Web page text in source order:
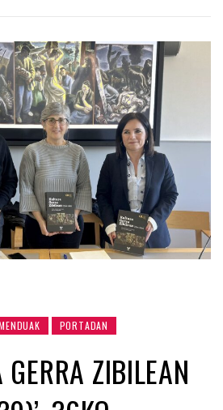
PORTADAN
GERRA ZIBILEAN